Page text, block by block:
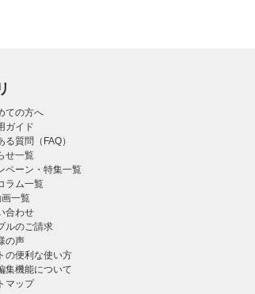
ての方へ
ガイド
る質問（FAQ）
せ一覧
ペーン・特集一覧
ラム一覧
一覧
合わせ
ルのご請求
の声
の便利な使い方
集機能について
マップ